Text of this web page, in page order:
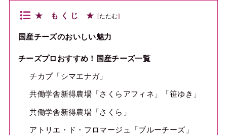
★ も く じ ★ [たたむ]
国産チーズのおいしい魅力
チーズプロおすすめ！国産チーズ一覧
チカプ「シマエナガ」
共働学舎新得農場「さくらアフィネ」「笹ゆき」
共働学舎新得農場「さくら」
アトリエ・ド・フロマージュ「ブルーチーズ」